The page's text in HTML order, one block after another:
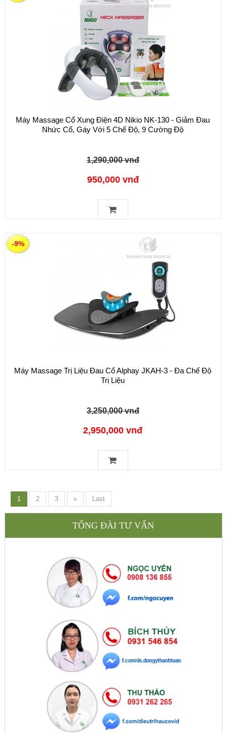
Máy Massage Cổ Xung Điện 4D Nikio NK-130 - Giảm Đau
Nhức Cổ, Gáy Với 5 Chế Độ, 9 Cường Độ
1,290,000 vnđ
950,000 vnđ
Máy Massage Trị Liệu Đau Cổ Alphay JKAH-3 - Đa Chế Độ
Trị Liệu
3,250,000 vnđ
2,950,000 vnđ
-9%
1 2 3 » Last
TỔNG ĐÀI TƯ VẤN